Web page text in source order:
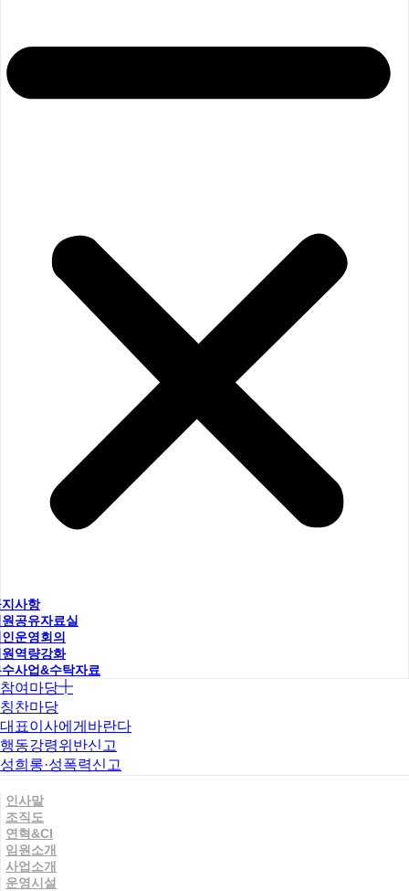
사항
공유자료실
운영회의
역량강화
사업&수탁자료
참여마당
칭찬마당
대표이사에게바란다
행동강령위반신고
성희롱·성폭력신고
인사말
조직도
연혁&CI
임원소개
사업소개
운영시설